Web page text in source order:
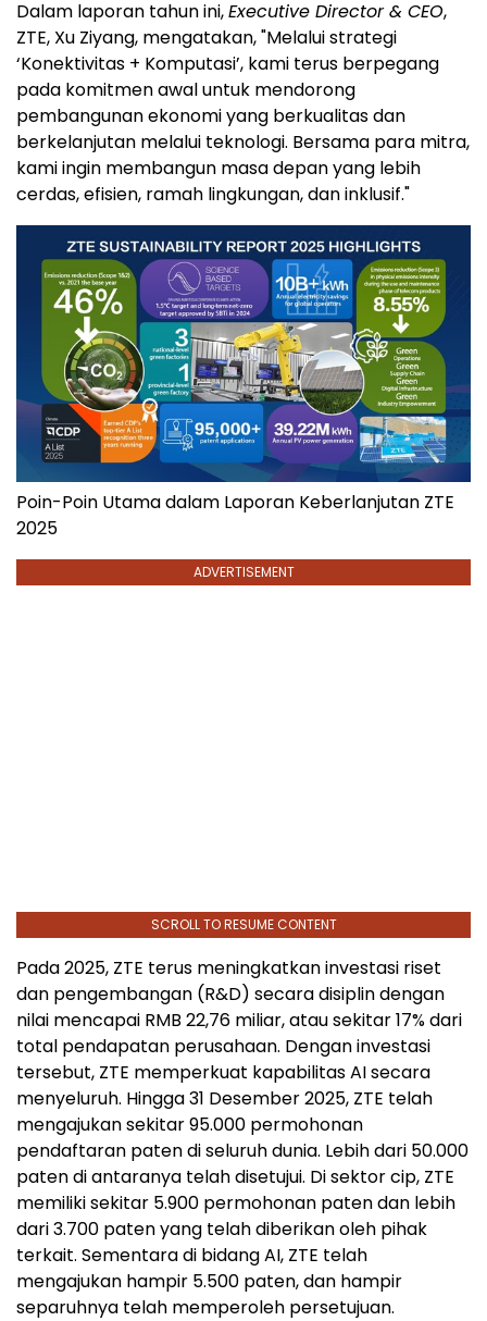
Dalam laporan tahun ini,Executive Director & CEO,
ZTE, Xu Ziyang, mengatakan, "Melalui strategi
‘Konektivitas + Komputasi’, kami terus berpegang
pada komitmen awal untuk mendorong
pembangunan ekonomi yang berkualitas dan
berkelanjutan melalui teknologi. Bersama para mitra,
kami ingin membangun masa depan yang lebih
cerdas, efisien, ramah lingkungan, dan inklusif."
Poin-Poin Utama dalam Laporan Keberlanjutan ZTE
2025
ADVERTISEMENT
SCROLL TO RESUME CONTENT
Pada 2025, ZTE terus meningkatkan investasi riset
dan pengembangan (R&D) secara disiplin dengan
nilai mencapai RMB 22,76 miliar, atau sekitar 17% dari
total pendapatan perusahaan. Dengan investasi
tersebut, ZTE memperkuat kapabilitas AI secara
menyeluruh. Hingga 31 Desember 2025, ZTE telah
mengajukan sekitar 95.000 permohonan
pendaftaran paten di seluruh dunia. Lebih dari 50.000
paten di antaranya telah disetujui. Di sektor cip, ZTE
memiliki sekitar 5.900 permohonan paten dan lebih
dari 3.700 paten yang telah diberikan oleh pihak
terkait. Sementara di bidang AI, ZTE telah
mengajukan hampir 5.500 paten, dan hampir
separuhnya telah memperoleh persetujuan.